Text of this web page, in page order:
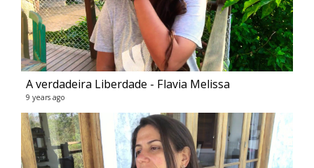
A verdadeira Liberdade - Flavia Melissa
9 years ago